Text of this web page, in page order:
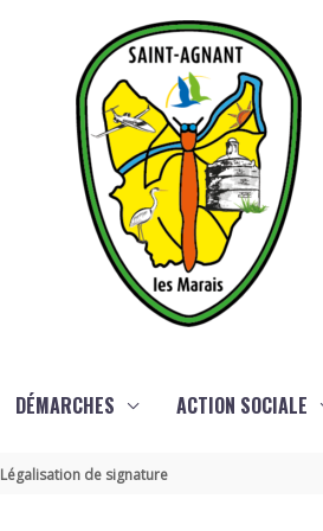
DÉMARCHES ACTION SOCIALE
Légalisation de signature